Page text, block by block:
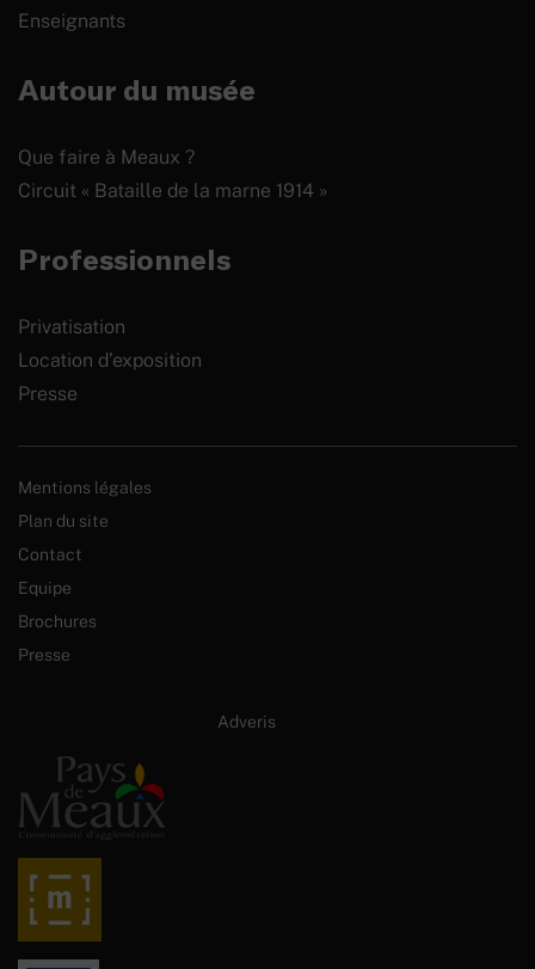
Enseignants
Autour du musée
Que faire à Meaux ?
Circuit « Bataille de la marne 1914 »
Professionnels
Privatisation
Location d’exposition
Presse
Mentions légales
Plan du site
Contact
Equipe
Brochures
Presse
Adveris